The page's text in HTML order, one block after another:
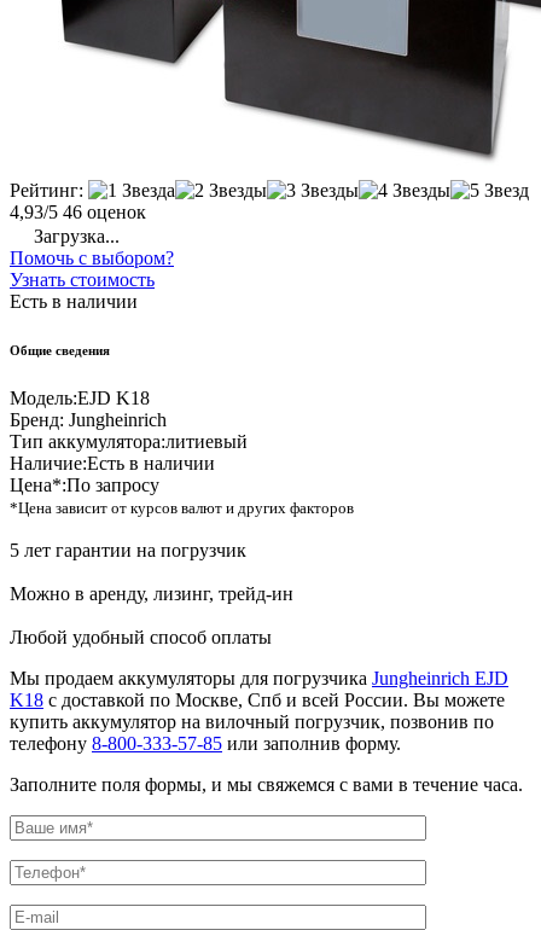
Рейтинг:
4,93/5 46 оценок
Загрузка...
Помочь с выбором?
Узнать стоимость
Есть в наличии
Общие сведения
Модель:EJD K18
Бренд: Jungheinrich
Тип аккумулятора:литиевый
Наличие:Есть в наличии
Цена*:По запросу
*Цена зависит от курсов валют и других факторов
5 лет гарантии на погрузчик
Можно в аренду, лизинг, трейд-ин
Любой удобный способ оплаты
Мы продаем аккумуляторы для погрузчика Jungheinrich EJD
K18 с доставкой по Москве, Спб и всей России. Вы можете
купить аккумулятор на вилочный погрузчик, позвонив по
телефону 8-800-333-57-85 или заполнив форму.
Заполните поля формы, и мы свяжемся с вами в течение часа.